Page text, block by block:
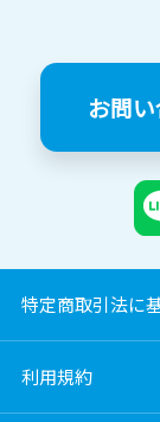
お問
特定商取引法に
利用規約